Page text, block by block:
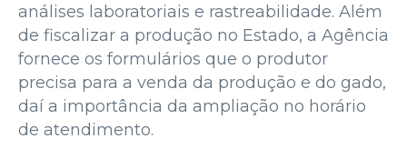
análises laboratoriais e rastreabilidade. Além
de fiscalizar a produção no Estado, a Agência
fornece os formulários que o produtor
precisa para a venda da produção e do gado,
daí a importância da ampliação no horário
de atendimento.